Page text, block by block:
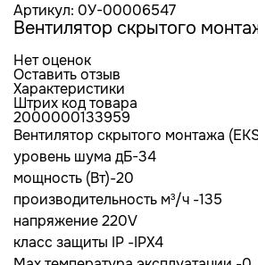
Артикул: 0У-00006547
Вентилятор скрытого
Нет оценок
Оставить отзыв
Характеристики
Штрих код товара
2000000133959
Вентилятор скрытого монтажа
уровень шума дБ-34
мощность (Вт)-20
производительность м³/ч -135
напряжение 220V
класс защиты IP -IPX4